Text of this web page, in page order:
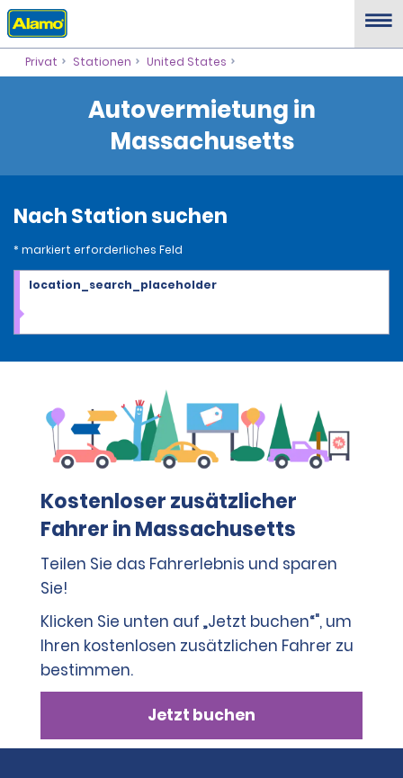
Privat Stationen United States
Autovermietung in
Massachusetts
Nach Station suchen
* markiert erforderliches Feld
location_search_placeholder
Kostenloser zusätzlicher
Fahrer in Massachusetts
Teilen Sie das Fahrerlebnis und sparen
Sie!
Klicken Sie unten auf „Jetzt buchen“", um
Ihren kostenlosen zusätzlichen Fahrer zu
bestimmen.
Jetzt buchen